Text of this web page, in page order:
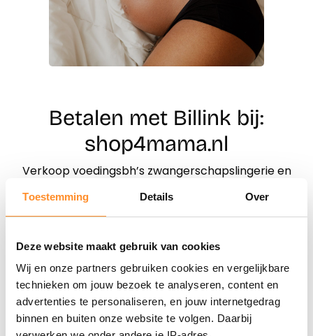
Toestemming Details Over
Deze website maakt gebruik van cookies
Wij en onze partners gebruiken cookies en vergelijkbare
technieken om jouw bezoek te analyseren, content en
advertenties te personaliseren, en jouw internetgedrag
binnen en buiten onze website te volgen. Daarbij
Betalen met Billink bij:
shop4mama.nl
Verkoop voedingsbh’s zwangerschapslingerie en
Naar winkels